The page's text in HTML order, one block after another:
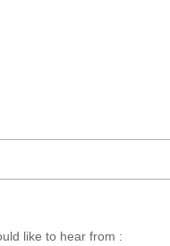
like to hear from :